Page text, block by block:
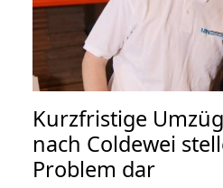
Kurzfristige
nach Coldewei
Problem dar